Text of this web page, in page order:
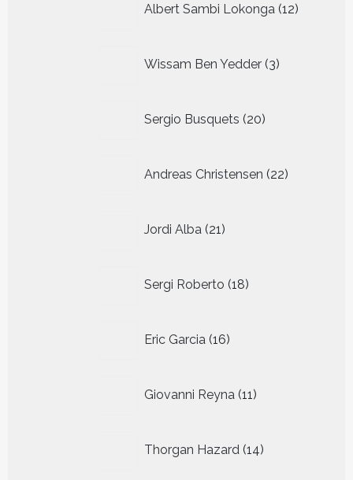
Albert Sambi Lokonga 12
Wissam Ben Yedder 3
producten
Sergio Busquets 20
producten
Andreas Christensen 22
producten
Jordi Alba 21
producten
Sergi Roberto 18
producten
Eric Garcia 16
producten
Giovanni Reyna 11
producten
Thorgan Hazard 14
producten